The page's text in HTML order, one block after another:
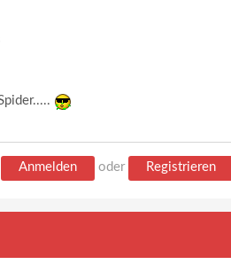
Anmelden oder Registrieren